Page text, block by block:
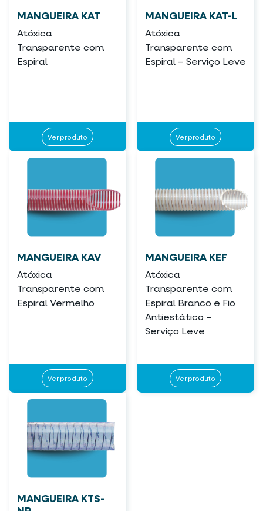
MANGUEIRA KAT
Atóxica
Transparente com
Espiral
Ver produto
MANGUEIRA KAT-L
Atóxica
Transparente com
Espiral – Serviço Leve
Ver produto
MANGUEIRA KAV
Atóxica
Transparente com
Espiral Vermelho
Ver produto
MANGUEIRA KEF
Atóxica
Transparente com
Espiral Branco e Fio
Antiestático –
Serviço Leve
Ver produto
MANGUEIRA KTS-